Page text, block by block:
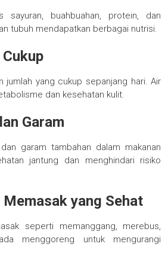
sayuran, buahbuahan, protein, dan
tubuh mendapatkan berbagai nutrisi.
jumlah yang cukup sepanjang hari. Air
dan kesehatan kulit.
Garam
garam tambahan dalam makanan
jantung dan menghindari risiko
yang Sehat
seperti memanggang, merebus,
menggoreng untuk mengurangi